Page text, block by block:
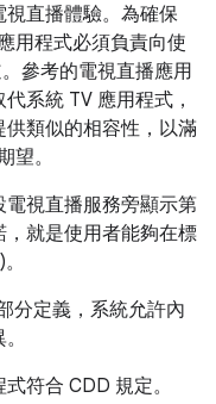
直播體驗。為確保
用程式必須負責向使
參考的電視直播應用
系統 TV 應用程式，
類似的相容性，以滿
望。
視直播服務旁顯示第
，就是使用者能夠在標
分定義，系統允許內
符合 CDD 規定。